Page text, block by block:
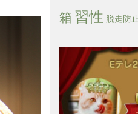
箱 習性 脱走防止